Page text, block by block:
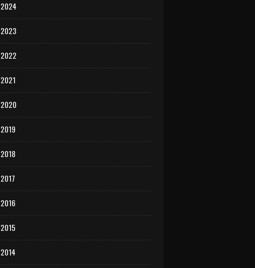
2024
2023
2022
2021
2020
2019
2018
2017
2016
2015
2014